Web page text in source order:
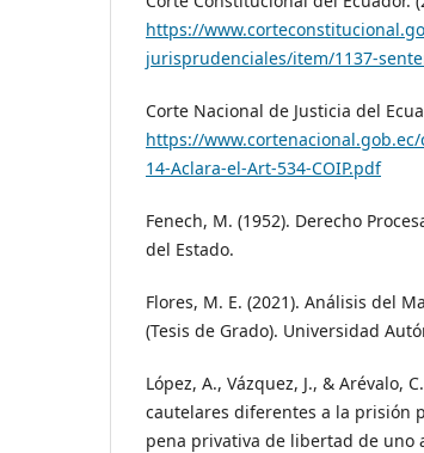
https://
jurisprudenciales/item/1137-
Corte Nacional de Justicia del
https://
14-Aclara-el-Art-534-COIP.pdf
Fenech, M. (1952). Derecho
del Estado.
Flores, M. E. (2021). Análisis del
(Tesis de Grado). Universidad
López, A., Vázquez, J., & Arévalo,
cautelares diferentes a la prisión
pena privativa de libertad de uno